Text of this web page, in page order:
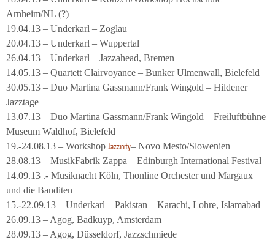
Arnheim/NL (?)
19.04.13 – Underkarl – Zoglau
20.04.13 – Underkarl – Wuppertal
26.04.13 – Underkarl – Jazzahead, Bremen
14.05.13 – Quartett Clairvoyance – Bunker Ulmenwall, Bielefeld
30.05.13 – Duo Martina Gassmann/Frank Wingold – Hildener
Jazztage
13.07.13 – Duo Martina Gassmann/Frank Wingold – Freiluftbühne
Museum Waldhof, Bielefeld
19.-24.08.13 – Workshop Jazzinity– Novo Mesto/Slowenien
28.08.13 – MusikFabrik Zappa – Edinburgh International Festival
14.09.13 .- Musiknacht Köln, Thonline Orchester und Margaux
und die Banditen
15.-22.09.13 – Underkarl – Pakistan – Karachi, Lohre, Islamabad
26.09.13 – Agog, Badkuyp, Amsterdam
28.09.13 – Agog, Düsseldorf, Jazzschmiede